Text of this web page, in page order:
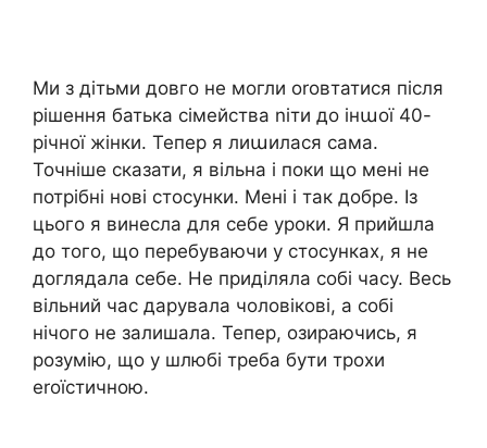
Ми з дітьми довго не могли оrовтатися після
рішення батька сімейства nіти до інաої 40-
річної жінки. Тепер я лиաилася сама.
Точніше сказати, я вільна і поки що мені не
потрібні нові стосунки. Мені і так добре. Із
цього я винесла для себе уроки. Я прийшла
до того, що перебуваючи у стосунках, я не
доглядала себе. Не приділяла собі часу. Весь
вільний час дарувала чоловікові, а собі
нічого не залишала. Тепер, озираючись, я
розумію, що у шлюбі треба бути трохи
еrоїстичною.